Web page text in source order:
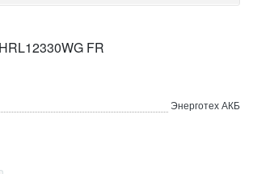
FR
Энерготех АКБ